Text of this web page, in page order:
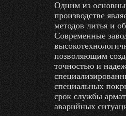
Одним из
производстве
методов литья и
Современные
позволяющим
точностью и
специальных
срок службы
аварийных